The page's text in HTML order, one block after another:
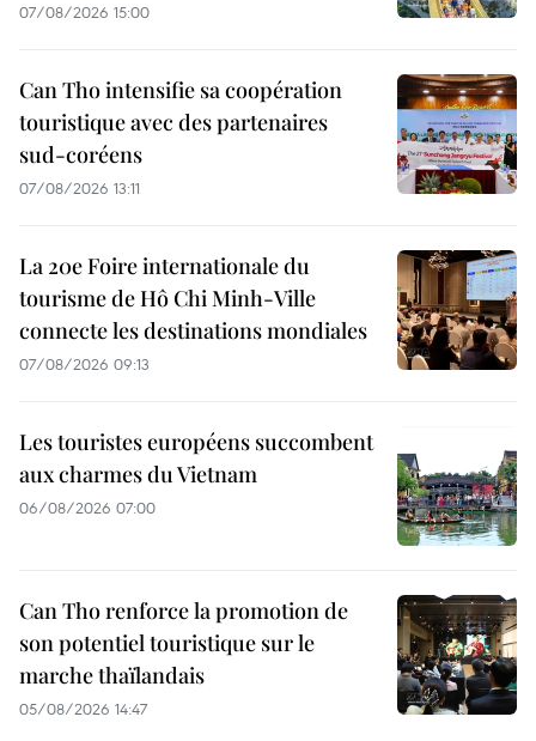
07/08/2026 15:00
Can Tho intensifie sa coopération
touristique avec des partenaires
sud-coréens
07/08/2026 13:11
La 20e Foire internationale du
tourisme de Hô Chi Minh-Ville
connecte les destinations mondiales
07/08/2026 09:13
Les touristes européens succombent
aux charmes du Vietnam
06/08/2026 07:00
Can Tho renforce la promotion de
son potentiel touristique sur le
marche thaïlandais
05/08/2026 14:47